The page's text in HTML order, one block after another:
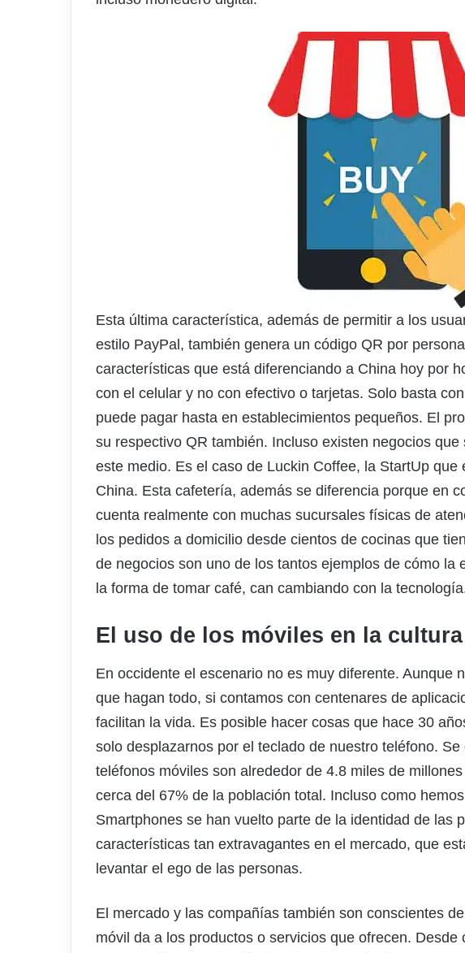
Esta última característica, además de permitir a los
estilo PayPal, también genera un código QR por
características que está diferenciando a China hoy por
con el celular y no con efectivo o tarjetas. Solo basta
puede pagar hasta en establecimientos pequeños. El
su respectivo QR también. Incluso existen negocios
este medio. Es el caso de Luckin Coffee, la StartUp
China. Esta cafetería, además se diferencia porque en
cuenta realmente con muchas sucursales físicas de
los pedidos a domicilio desde cientos de cocinas que
de negocios son uno de los tantos ejemplos de cómo la
la forma de tomar café, can cambiando con la
El uso de los móviles en la
En occidente el escenario no es muy diferente. Aunque
que hagan todo, si contamos con centenares de
facilitan la vida. Es posible hacer cosas que hace 30
solo desplazarnos por el teclado de nuestro teléfono.
teléfonos móviles son alrededor de 4.8 miles de
cerca del 67% de la población total. Incluso como
Smartphones se han vuelto parte de la identidad de las
características tan extravagantes en el mercado, que
levantar el ego de las personas.
El mercado y las compañías también son conscientes
móvil da a los productos o servicios que ofrecen.